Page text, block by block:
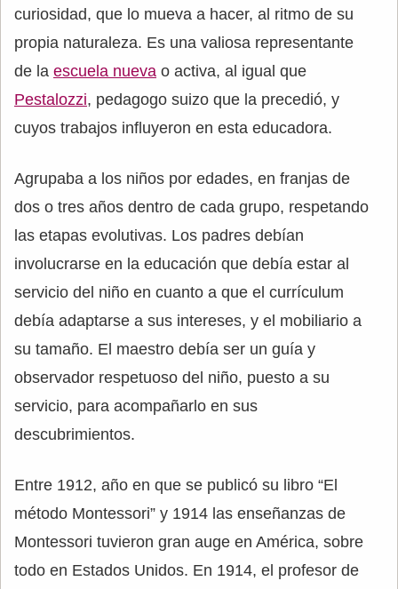
curiosidad, que lo mueva a hacer, al ritmo de su
propia naturaleza. Es una valiosa representante
de la escuela nueva o activa, al igual que
Pestalozzi, pedagogo suizo que la precedió, y
cuyos trabajos influyeron en esta educadora.
Agrupaba a los niños por edades, en franjas de
dos o tres años dentro de cada grupo, respetando
las etapas evolutivas. Los padres debían
involucrarse en la educación que debía estar al
servicio del niño en cuanto a que el currículum
debía adaptarse a sus intereses, y el mobiliario a
su tamaño. El maestro debía ser un guía y
observador respetuoso del niño, puesto a su
servicio, para acompañarlo en sus
descubrimientos.
Entre 1912, año en que se publicó su libro “El
método Montessori” y 1914 las enseñanzas de
Montessori tuvieron gran auge en América, sobre
todo en Estados Unidos. En 1914, el profesor de